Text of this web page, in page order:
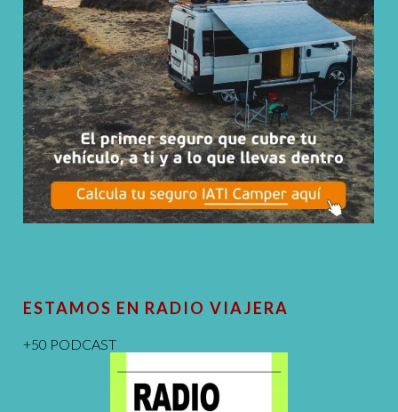
ESTAMOS EN RADIO VIAJERA
+50 PODCAST